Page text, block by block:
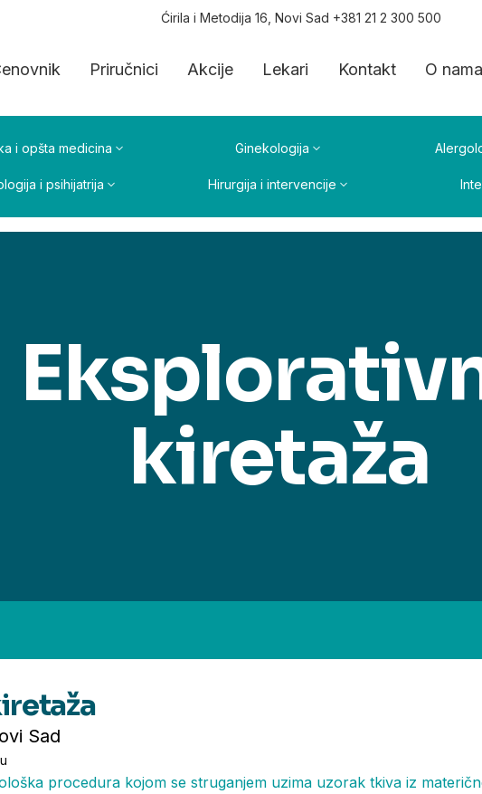
Ćirila i Metodija 16, Novi Sad +381 21 2 300 500
Priručnici Akcije Lekari Kontakt O nama
i opšta medicina Ginekologija
i psihijatrija Hirurgija i intervencije
kiretaža
Sad
procedura kojom se struganjem uzima uzorak tkiva iz